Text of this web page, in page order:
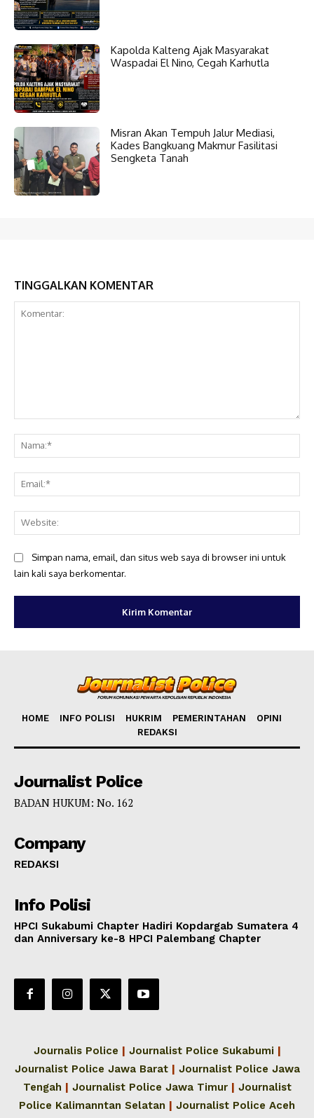
Kapolda Kalteng Ajak Masyarakat
Waspadai El Nino, Cegah Karhutla
Misran Akan Tempuh Jalur Mediasi,
Kades Bangkuang Makmur Fasilitasi
Sengketa Tanah
TINGGALKAN KOMENTAR
Simpan nama, email, dan situs web saya di browser ini untuk
lain kali saya berkomentar.
HOME INFO POLISI HUKRIM PEMERINTAHAN
OPINI
REDAKSI
Journalist Police
BADAN HUKUM: No. 162
Company
REDAKSI
Info Polisi
HPCI Sukabumi Chapter Hadiri Kopdargab Sumatera 4
dan Anniversary ke-8 HPCI Palembang Chapter
Journalis Police | Journalist Police Sukabumi |
Journalist Police Jawa Barat | Journalist Police Jawa
Tengah | Journalist Police Jawa Timur | Journalist
Police Kalimanntan Selatan | Journalist Police Aceh